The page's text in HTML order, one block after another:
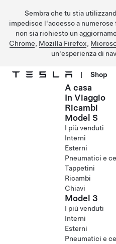
Sembra che tu stia
impedisce l'accesso a
non sia richiesto un
Chrome, Mozilla Firefox,
un'esperienza di
Passa al contenuto principale
| Shop
A casa
In Viaggio
Ricambi
Model S
I più venduti
Interni
Esterni
Pneumatici e
Tappetini
Ricambi
Chiavi
Model 3
I più venduti
Interni
Esterni
Pneumatici e